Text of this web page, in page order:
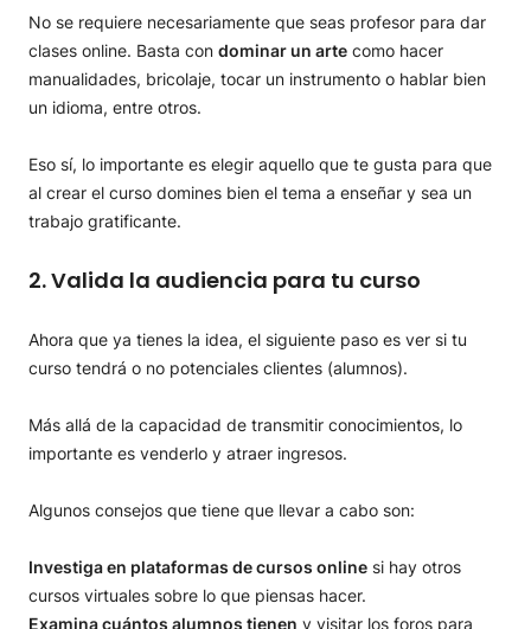
No se requiere necesariamente que seas profesor para dar
clases online. Basta con dominar un arte como hacer
manualidades, bricolaje, tocar un instrumento o hablar bien
un idioma, entre otros.
Eso sí, lo importante es elegir aquello que te gusta para que
al crear el curso domines bien el tema a enseñar y sea un
trabajo gratificante.
2. Valida la audiencia para tu curso
Ahora que ya tienes la idea, el siguiente paso es ver si tu
curso tendrá o no potenciales clientes (alumnos).
Más allá de la capacidad de transmitir conocimientos, lo
importante es venderlo y atraer ingresos.
Algunos consejos que tiene que llevar a cabo son:
Investiga en plataformas de cursos online si hay otros
cursos virtuales sobre lo que piensas hacer.
Examina cuántos alumnos tienen y visitar los foros para